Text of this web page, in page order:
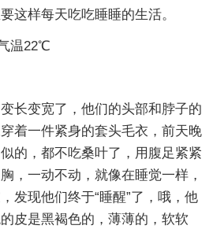
这样每天吃吃睡睡的生活。
温22℃
长变宽了，他们的头部和脖子的
着一件紧身的套头毛衣，前天晚
的，都不吃桑叶了，用腹足紧紧
，一动不动，就像在睡觉一样，
发现他们终于“睡醒”了，哦，他
皮是黑褐色的，薄薄的，软软